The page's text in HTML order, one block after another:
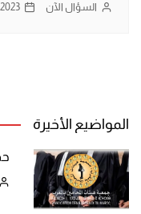
السؤال الآن
المواضيع الأخيرة